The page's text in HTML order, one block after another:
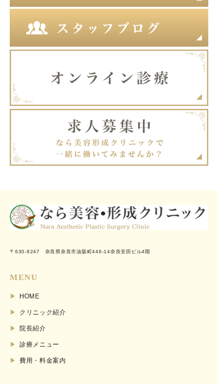
〒630-8247 奈良県奈良市油阪町446-14奈良安田ビル4階
MENU
HOME
クリニック紹介
院長紹介
診療メニュー
費用・料金案内